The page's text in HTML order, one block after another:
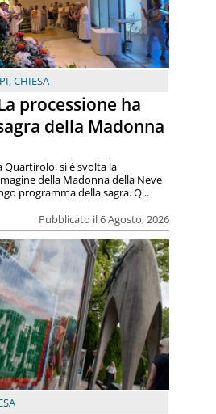
,CHIESA
processione ha
della Madonna
Pubblicato il 6 Agosto, 2026
Quartirolo, si è svolta la
della Madonna della Neve
programma della sagra. Q...